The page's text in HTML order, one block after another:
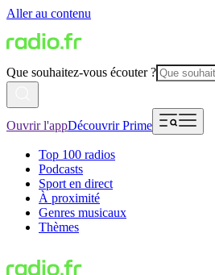
Aller au contenu
Que souhaitez-vous écouter ?
Ouvrir l'appDécouvrir Prime
Top 100 radios
Podcasts
Sport en direct
À proximité
Genres musicaux
Thèmes